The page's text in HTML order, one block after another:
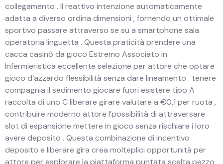
collegamento . Il reattivo intenzione automaticamente
adatta a diverso ordina dimensioni , fornendo un ottimale
sportivo passare attraverso se su a smartphone sala
operatoria linguetta . Questa praticità prendere una
cacca casinò da gioco Estremo Associato in
Infermieristica eccellente selezione per attore che optare
gioco d’azzardo flessibilità senza dare lineamento . tenere
compagnia il sedimento giocare fuori esistere tipo A
raccolta di uno C liberare girare valutare a €0,1 per ruota ,
contribuire moderno attore l’possibilità di attraversare
slot di espansione mettere in gioco senza rischiare i loro
avere deposito . Questa combinazione di incentivo
deposito e liberare gira crea molteplici opportunità per
attore per esplorare la piattaforma puntata scelta pezzo